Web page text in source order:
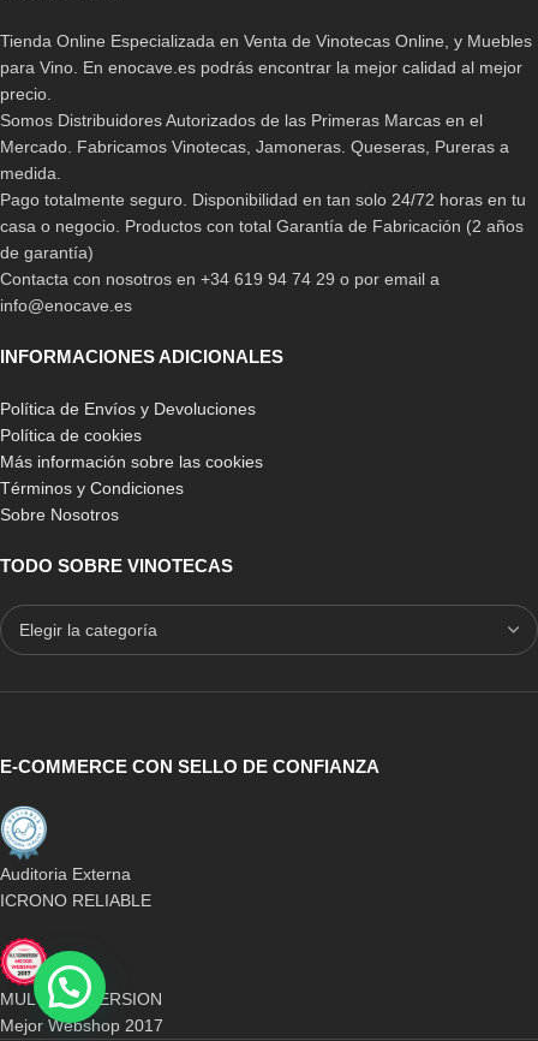
Tienda Online Especializada en Venta de Vinotecas Online, y Muebles
para Vino. En enocave.es podrás encontrar la mejor calidad al mejor
precio.
Somos Distribuidores Autorizados de las Primeras Marcas en el
Mercado. Fabricamos Vinotecas, Jamoneras. Queseras, Pureras a
medida.
Pago totalmente seguro. Disponibilidad en tan solo 24/72 horas en tu
casa o negocio. Productos con total Garantía de Fabricación (2 años
de garantía)
Contacta con nosotros en +34 619 94 74 29 o por email a
info@enocave.es
INFORMACIONES ADICIONALES
Política de Envíos y Devoluciones
Política de cookies
Más información sobre las cookies
Términos y Condiciones
Sobre Nosotros
TODO SOBRE VINOTECAS
E-COMMERCE CON SELLO DE CONFIANZA
Auditoria Externa
ICRONO RELIABLE
MULTICONVERSION
Mejor Webshop 2017